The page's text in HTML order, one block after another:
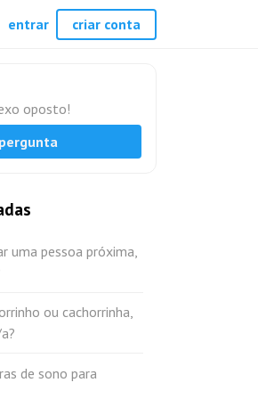
oposto!
uma pessoa próxima,
ou cachorrinha,
de sono para
entrar criar conta